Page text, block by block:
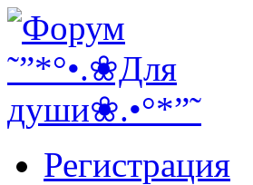
Регистрация